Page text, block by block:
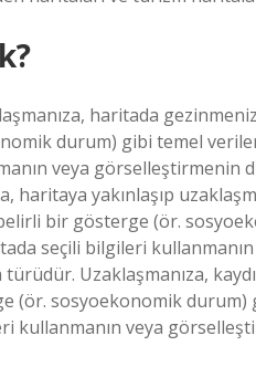
haritada
durum) gibi temel
veya görselleştirmenin
yakınlaşıp
bir gösterge (ör.
seçili bilgileri
Uzaklaşmanıza,
(ör. sosyoekonomik
veya